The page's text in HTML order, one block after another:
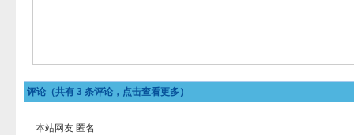
评论（共有 3 条评论，点击查看更多）
本站网友 匿名